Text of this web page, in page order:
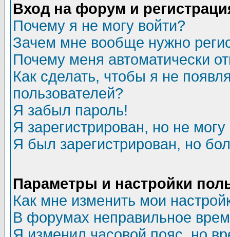
Вход на форум и
Почему я не могу войти?
Зачем мне вообще нужно
Почему меня автоматически
Как сделать, чтобы я не
пользователей?
Я забыл пароль!
Я зарегистрирован, но не могу
Я был зарегистрирован, но
Параметры и настройки
Как мне изменить мои
В форумах неправильное